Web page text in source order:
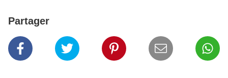
Partager